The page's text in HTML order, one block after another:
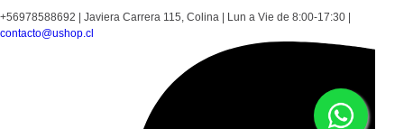
+56978588692 | Javiera Carrera 115, Colina | Lun a Vie de 8:00-17:30 |
contacto@ushop.cl